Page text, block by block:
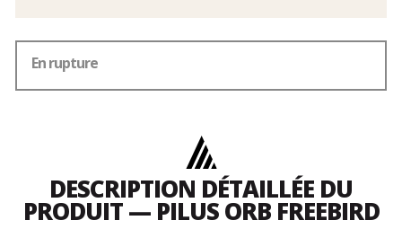
En rupture
DESCRIPTION DÉTAILLÉE DU
PRODUIT — PILUS ORB FREEBIRD